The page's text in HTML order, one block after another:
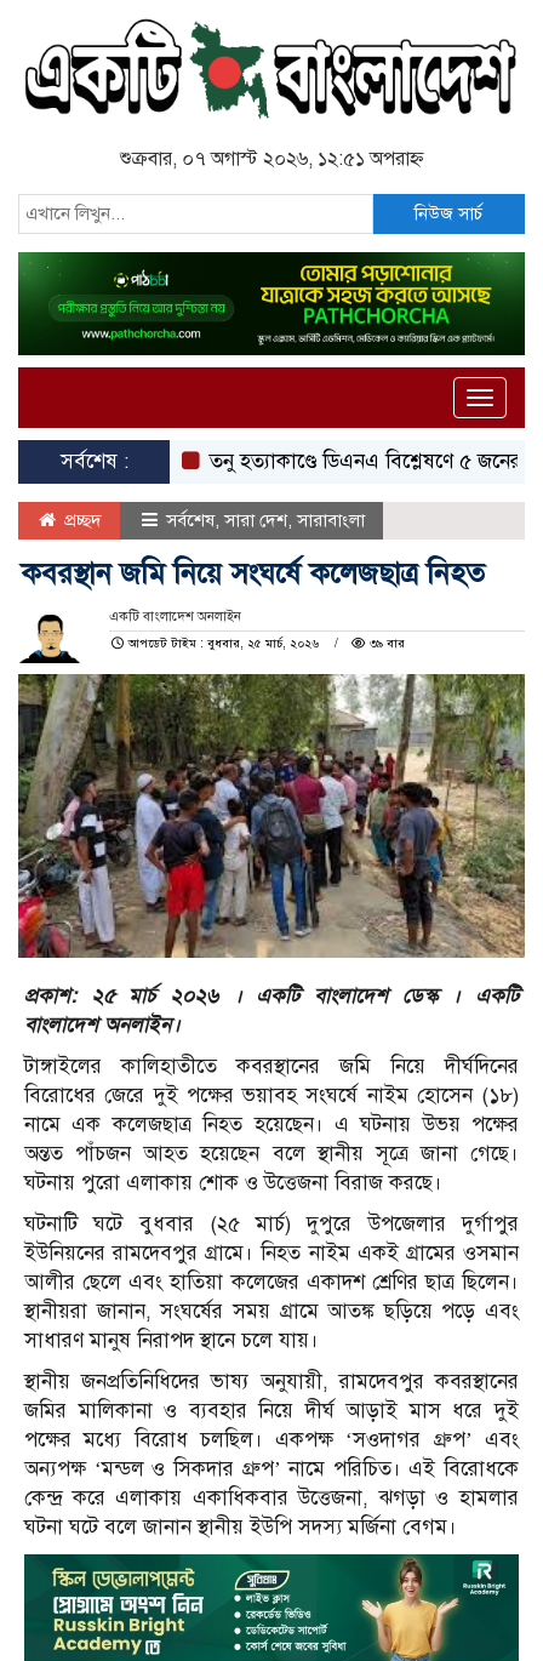
শুক্রবার, ০৭ অগাস্ট ২০২৬, ১২:৫১ অপরাহ্ন
নিউজ সার্চ
Toggle
সর্বশেষ :
তনু হত্যাকাণ্ডে ডিএনএ বিশ্লেষণে ৫ জনের উপস্থিতির
প্রচ্ছদ সর্বশেষ,সারা দেশ,সারাবাংলা
কবরস্থান জমি নিয়ে সংঘর্ষে কলেজছাত্র নিহত
একটি বাংলাদেশ অনলাইন
আপডেট টাইম : বুধবার, ২৫ মার্চ, ২০২৬
৩৯ বার
প্রকাশ: ২৫ মার্চ ২০২৬ । একটি বাংলাদেশ ডেস্ক । একটি
বাংলাদেশ অনলাইন।
টাঙ্গাইলের কালিহাতীতে কবরস্থানের জমি নিয়ে দীর্ঘদিনের
বিরোধের জেরে দুই পক্ষের ভয়াবহ সংঘর্ষে নাইম হোসেন (১৮)
নামে এক কলেজছাত্র নিহত হয়েছেন। এ ঘটনায় উভয় পক্ষের
অন্তত পাঁচজন আহত হয়েছেন বলে স্থানীয় সূত্রে জানা গেছে।
ঘটনায় পুরো এলাকায় শোক ও উত্তেজনা বিরাজ করছে।
ঘটনাটি ঘটে বুধবার (২৫ মার্চ) দুপুরে উপজেলার দুর্গাপুর
ইউনিয়নের রামদেবপুর গ্রামে। নিহত নাইম একই গ্রামের ওসমান
আলীর ছেলে এবং হাতিয়া কলেজের একাদশ শ্রেণির ছাত্র ছিলেন।
স্থানীয়রা জানান, সংঘর্ষের সময় গ্রামে আতঙ্ক ছড়িয়ে পড়ে এবং
সাধারণ মানুষ নিরাপদ স্থানে চলে যায়।
স্থানীয় জনপ্রতিনিধিদের ভাষ্য অনুযায়ী, রামদেবপুর কবরস্থানের
জমির মালিকানা ও ব্যবহার নিয়ে দীর্ঘ আড়াই মাস ধরে দুই
পক্ষের মধ্যে বিরোধ চলছিল। একপক্ষ ‘সওদাগর গ্রুপ’ এবং
অন্যপক্ষ ‘মন্ডল ও সিকদার গ্রুপ’ নামে পরিচিত। এই বিরোধকে
কেন্দ্র করে এলাকায় একাধিকবার উত্তেজনা, ঝগড়া ও হামলার
ঘটনা ঘটে বলে জানান স্থানীয় ইউপি সদস্য মর্জিনা বেগম।